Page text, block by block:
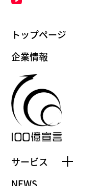
トップページ
企業情報
サービス
NEWS